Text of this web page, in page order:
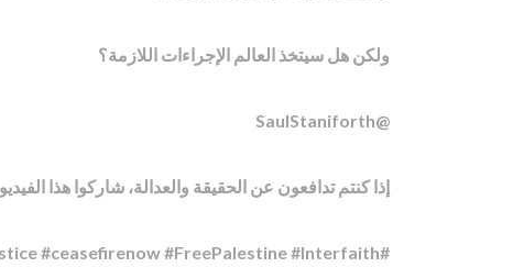
ولكن هل سيتخذ العالم الإجراءات اللازمة؟
@SaulStaniforth
إذا كنتم تدافعون عن الحقيقة والعدالة، شاركوا هذا
#ceasefirenow #FreePalestine #Interfaith